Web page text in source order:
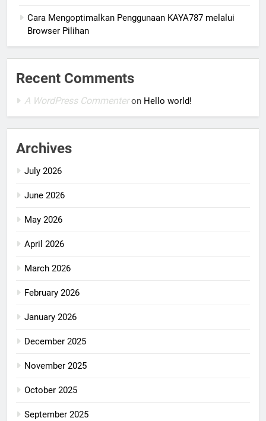
Cara Mengoptimalkan Penggunaan KAYA787 melalui
Browser Pilihan
Recent Comments
A WordPress Commenteron Hello world!
Archives
July 2026
June 2026
May 2026
April 2026
March 2026
February 2026
January 2026
December 2025
November 2025
October 2025
September 2025